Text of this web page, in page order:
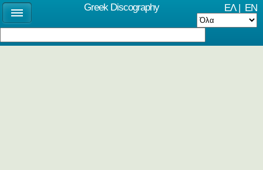
ΕΛ| EN
Greek Discography